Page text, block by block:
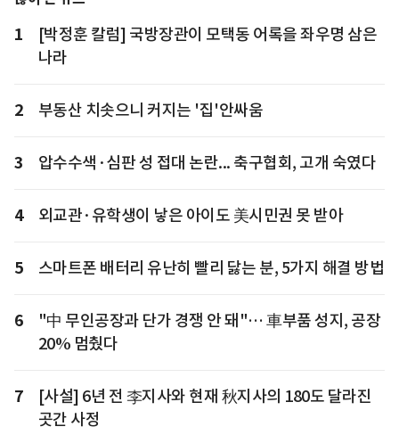
1
[박정훈 칼럼] 국방장관이 모택동 어록을 좌우명 삼은
나라
2 부동산 치솟으니 커지는 '집'안싸움
3 압수수색·심판 성 접대 논란... 축구협회, 고개 숙였다
4 외교관·유학생이 낳은 아이도 美시민권 못 받아
5 스마트폰 배터리 유난히 빨리 닳는 분, 5가지 해결 방법
6
"中 무인공장과 단가 경쟁 안 돼"… 車부품 성지, 공장
20% 멈췄다
7
[사설] 6년 전 李지사와 현재 秋지사의 180도 달라진
곳간 사정